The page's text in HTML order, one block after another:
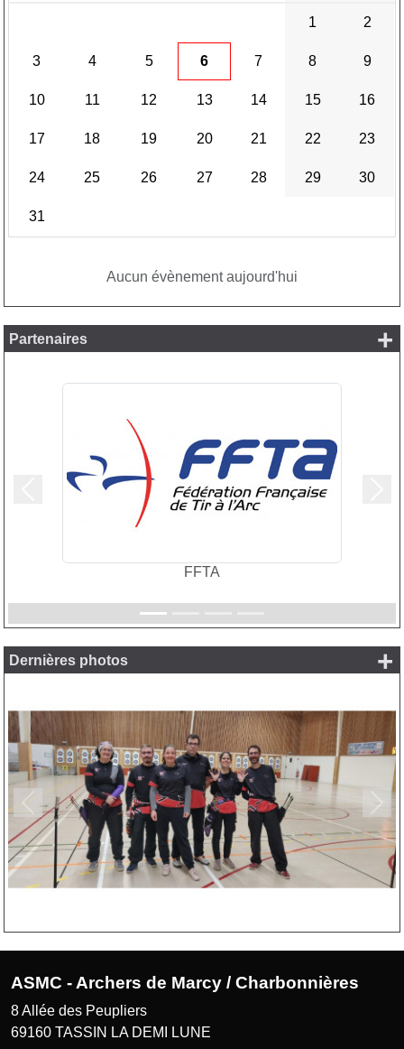
1 2
3 4 5 6 7 8 9
10 11 12 13 14 15 16
17 18 19 20 21 22 23
24 25 26 27 28 29 30
31
Aucun évènement aujourd'hui
Partenaires
FFTA
+
Dernières photos
Précedent
+
ASMC - Archers de Marcy / Charbonnières
8 Allée des Peupliers
69160 TASSIN LA DEMI LUNE